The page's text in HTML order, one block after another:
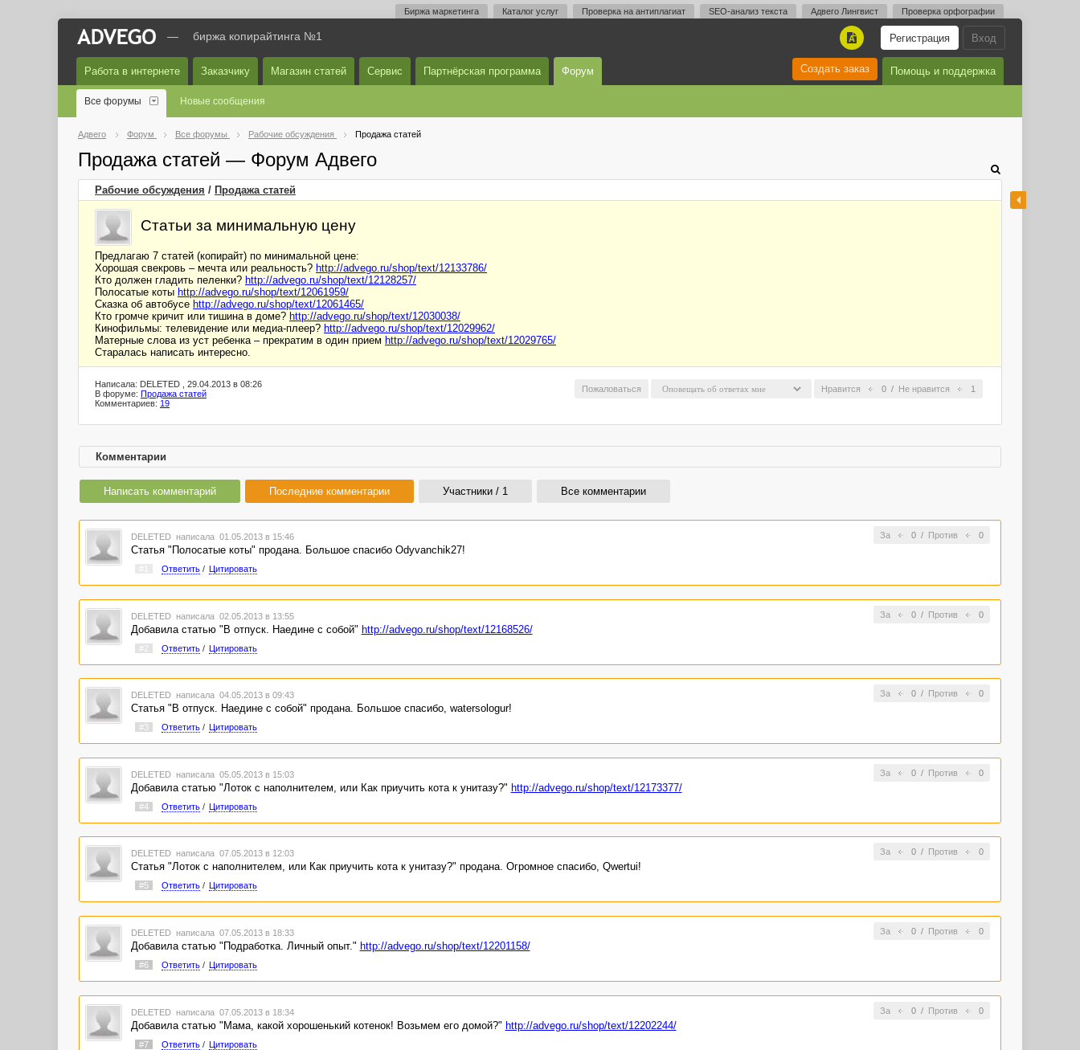
Биржа маркетинга Каталог услуг Проверка на антиплагиат SEO-анализ текста Адвего Лингвист Проверка орфографии
Вход
Регистрация
A
— биржа копирайтинга №1
Работа в интернете Заказчику Магазин статей Сервис Партнёрская программа Форум Помощь и поддержка
Создать заказ
Все форумы Новые сообщения
Адвего Форум Все форумы Рабочие обсуждения Продажа статей
Продажа статей — Форум Адвего
Рабочие обсуждения / Продажа статей
Статьи за минимальную цену
Предлагаю 7 статей (копирайт) по минимальной цене:
Хорошая свекровь – мечта или реальность? http://advego.ru/shop/text/12133786/
Кто должен гладить пеленки? http://advego.ru/shop/text/12128257/
Полосатые коты http://advego.ru/shop/text/12061959/
Сказка об автобусе http://advego.ru/shop/text/12061465/
Кто громче кричит или тишина в доме? http://advego.ru/shop/text/12030038/
Кинофильмы: телевидение или медиа-плеер? http://advego.ru/shop/text/12029962/
Матерные слова из уст ребенка – прекратим в один прием http://advego.ru/shop/text/12029765/
Старалась написать интересно.
Нравится 0 / Не нравится 1
Пожаловаться
Написала: DELETED , 29.04.2013 в 08:26
В форуме: Продажа статей
Комментариев: 19
Комментарии
Написать комментарий Последние комментарии Участники / 1 Все комментарии
За 0/ Против 0
DELETED написала 01.05.2013 в 15:46
Статья "Полосатые коты" продана. Большое спасибо Odyvanchik27!
Ответить/ Цитировать
За 0/ Против 0
DELETED написала 02.05.2013 в 13:55
Добавила статью "В отпуск. Наедине с собой" http://advego.ru/shop/text/12168526/
#2 Ответить/ Цитировать
За 0/ Против 0
DELETED написала 04.05.2013 в 09:43
Статья "В отпуск. Наедине с собой" продана. Большое спасибо, watersologur!
#3 Ответить/ Цитировать
За 0/ Против 0
DELETED написала 05.05.2013 в 15:03
Добавила статью "Лоток с наполнителем, или Как приучить кота к унитазу?" http://advego.ru/shop/text/12173377/
#4 Ответить/ Цитировать
За 0/ Против 0
DELETED написала 07.05.2013 в 12:03
Статья "Лоток с наполнителем, или Как приучить кота к унитазу?" продана. Огромное спасибо, Qwertui!
#5 Ответить/ Цитировать
За 0/ Против 0
DELETED написала 07.05.2013 в 18:33
Добавила статью "Подработка. Личный опыт." http://advego.ru/shop/text/12201158/
#6 Ответить/ Цитировать
За 0/ Против 0
DELETED написала 07.05.2013 в 18:34
Добавила статью "Мама, какой хорошенький котенок! Возьмем его домой?" http://advego.ru/shop/text/12202244/
#7 Ответить/ Цитировать